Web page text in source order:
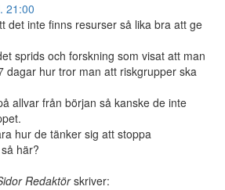
21:00
det inte finns resurser så lika bra att ge
sprids och forskning som visat att man
dagar hur tror man att riskgrupper ska
allvar från början så kanske de inte
hur de tänker sig att stoppa
här?
Redaktör skriver: